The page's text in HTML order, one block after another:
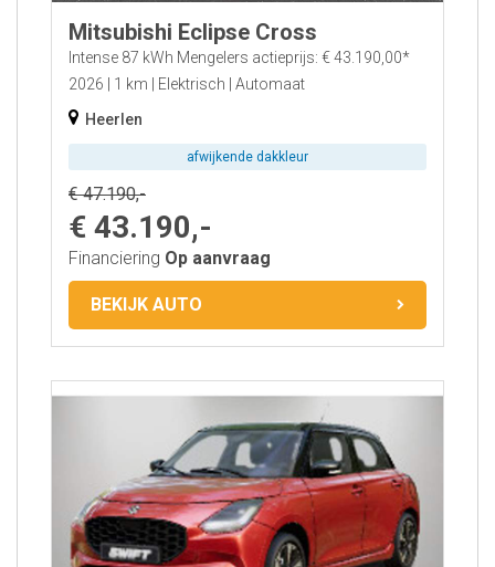
Mitsubishi Eclipse Cross
Intense 87 kWh Mengelers actieprijs: € 43.190,00*
2026
1 km Elektrisch
Automaat
Heerlen
afwijkende dakkleur
€ 47.190,-
€ 43.190,-
Financiering Op aanvraag
BEKIJK AUTO